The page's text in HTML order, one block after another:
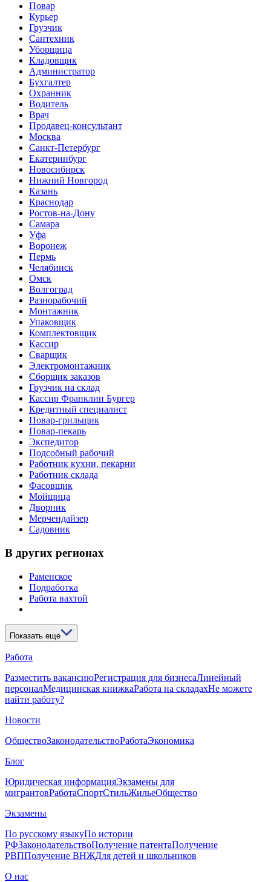
Повар
Курьер
Грузчик
Сантехник
Уборщица
Кладовщик
Администратор
Бухгалтер
Охранник
Водитель
Врач
Продавец-консультант
Москва
Санкт-Петербург
Екатеринбург
Новосибирск
Нижний Новгород
Казань
Краснодар
Ростов-на-Дону
Самара
Уфа
Воронеж
Пермь
Челябинск
Омск
Волгоград
Разнорабочий
Монтажник
Упаковщик
Комплектовщик
Кассир
Сварщик
Электромонтажник
Сборщик заказов
Грузчик на склад
Кассир Франклин Бургер
Кредитный специалист
Повар-грильщик
Повар-пекарь
Экспедитор
Подсобный рабочий
Работник кухни, пекарни
Работник склада
Фасовщик
Мойщица
Дворник
Мерчендайзер
Садовник
В других регионах
Раменское
Подработка
Работа вахтой
Показать еще
Работа
Разместить вакансиюРегистрация для бизнесаЛинейный
персоналМедицинская книжкаРабота на складахНе можете
найти работу?
Новости
ОбществоЗаконодательствоРаботаЭкономика
Блог
Юридическая информацияЭкзамены для
мигрантовРаботаСпортСтильЖильеОбщество
Экзамены
По русскому языкуПо истории
РФЗаконодательствоПолучение патентаПолучение
РВППолучение ВНЖДля детей и школьников
О нас